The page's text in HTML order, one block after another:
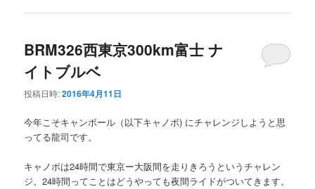
BRM326西東京300km富士 ナ
イトブルベ
投稿日時:2016年4月11日
今年こそキャンボール（以下キャノボ) にチャレンジしようと思
ってる龍司です。
キャノボは24時間で東京ー大阪間を走りきろうというチャレン
ジ。24時間ってことはどうやっても夜間ライドがついてきます。